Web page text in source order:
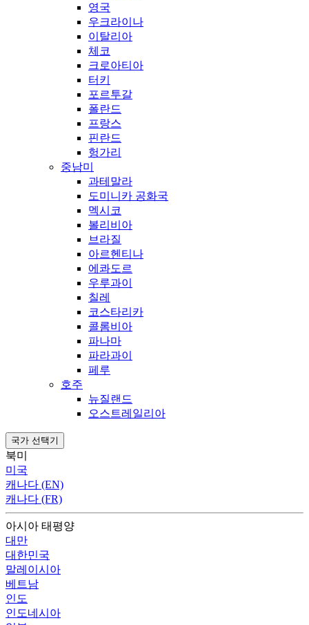
영국
우크라이나
이탈리아
체코
크로아티아
터키
포르투갈
폴란드
프랑스
핀란드
헝가리
중남미
과테말라
도미니카 공화국
멕시코
볼리비아
브라질
아르헨티나
에콰도르
우루과이
칠레
코스타리카
콜롬비아
파나마
파라과이
페루
호주
뉴질랜드
오스트레일리아
국가 선택기
북미
미국
캐나다 (EN)
캐나다 (FR)
아시아 태평양
대만
대한민국
말레이시아
베트남
인도
인도네시아